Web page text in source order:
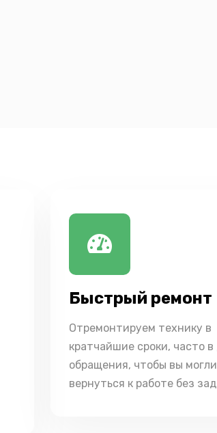
Быстрый ремонт
Отремонтируем технику в
кратчайшие сроки, часто в
обращения, чтобы вы могли
вернуться к работе без